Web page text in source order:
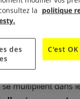
leur vaut
arrestations,
formes de
de
se multiplient dans
la politique
des
C'est